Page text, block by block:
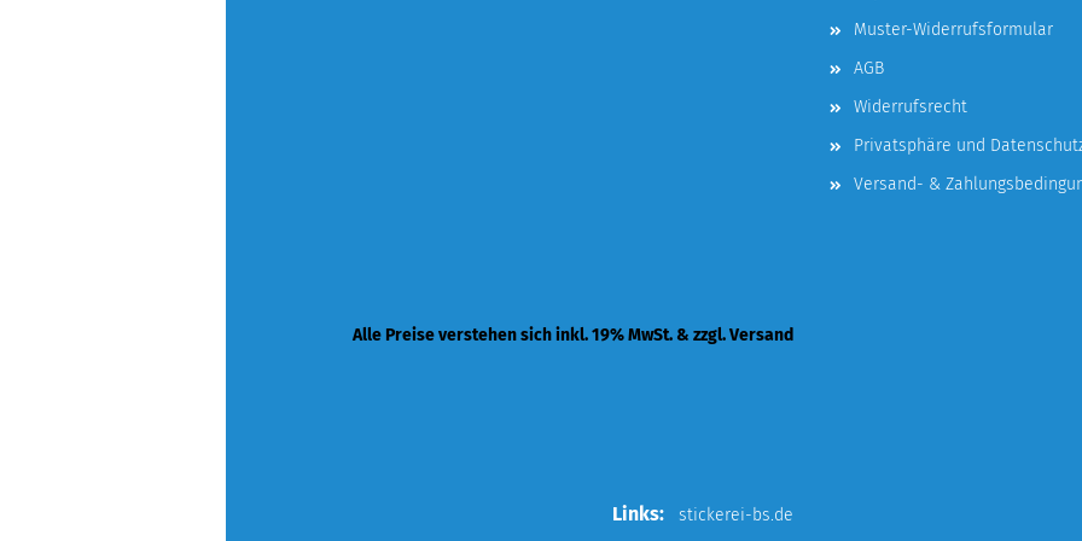
Muster-Widerrufsformular
AGB
Widerrufsrecht
Privatsphäre und
Versand- &
Alle Preise verstehen sich inkl. 19% MwSt. & zzgl. Versand
Links: stickerei-bs.de